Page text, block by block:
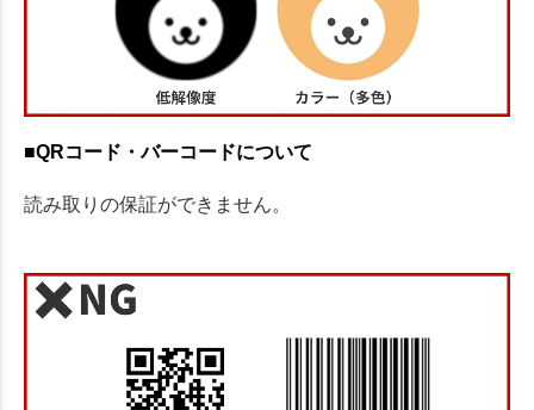
■QRコード・バーコードについて
読み取りの保証ができません。